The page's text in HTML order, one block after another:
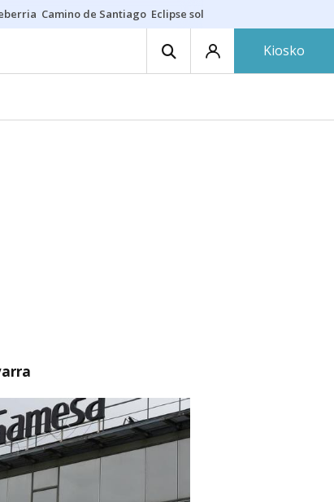
Camino de Santiago Eclipse solar en Navarra
Kiosko